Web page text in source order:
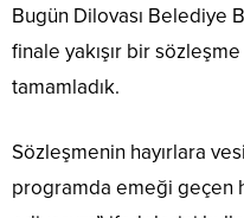
Bugün Dilovası Belediye
finale yakışır bir
tamamladık.
Sözleşmenin hayırlara
programda emeği geçen